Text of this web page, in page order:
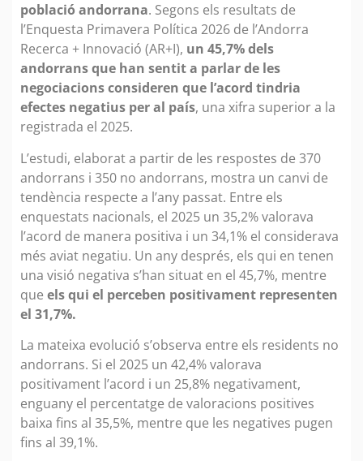
població andorrana. Segons els resultats de
l’Enquesta Primavera Política 2026 de l’Andorra
Recerca + Innovació (AR+I), un 45,7% dels
andorrans que han sentit a parlar de les
negociacions consideren que l’acord tindria
efectes negatius per al país, una xifra superior a la
registrada el 2025.
L’estudi, elaborat a partir de les respostes de 370
andorrans i 350 no andorrans, mostra un canvi de
tendència respecte a l’any passat. Entre els
enquestats nacionals, el 2025 un 35,2% valorava
l’acord de manera positiva i un 34,1% el considerava
més aviat negatiu. Un any després, els qui en tenen
una visió negativa s’han situat en el 45,7%, mentre
que els qui el perceben positivament representen
el 31,7%.
La mateixa evolució s’observa entre els residents no
andorrans. Si el 2025 un 42,4% valorava
positivament l’acord i un 25,8% negativament,
enguany el percentatge de valoracions positives
baixa fins al 35,5%, mentre que les negatives pugen
fins al 39,1%.